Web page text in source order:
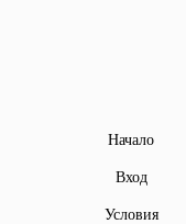
Начало
Вход
Условия